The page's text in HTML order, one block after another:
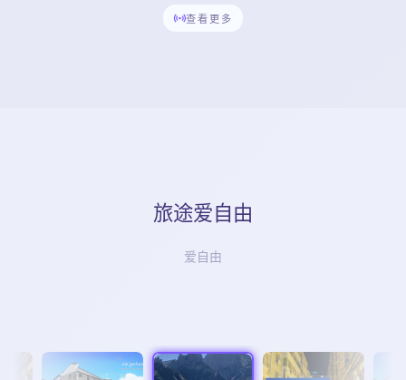
查看更多
旅途爱自由
爱自由
5